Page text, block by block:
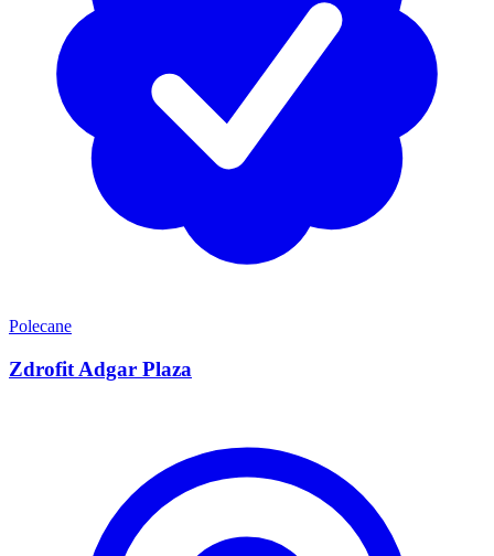
Polecane
Zdrofit Adgar Plaza